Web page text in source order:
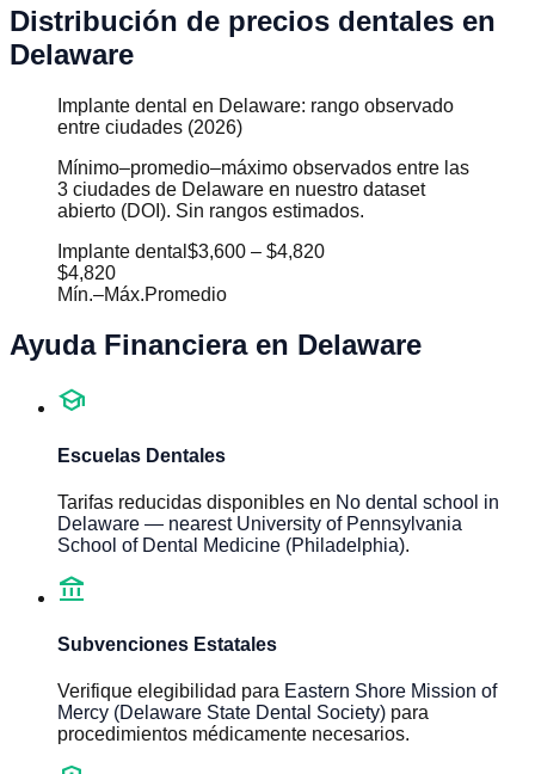
Distribución de precios dentales en
Delaware
Implante dental en Delaware: rango observado
entre ciudades (2026)
Mínimo–promedio–máximo observados entre las
3 ciudades de Delaware en nuestro dataset
abierto (DOI). Sin rangos estimados.
Implante dental $3,600 – $4,820
$4,820
Mín.–Máx.Promedio
Ayuda Financiera en Delaware
school
Escuelas Dentales
Tarifas reducidas disponibles en No dental school in
Delaware — nearest University of Pennsylvania
School of Dental Medicine (Philadelphia).
account_balance
Subvenciones Estatales
Verifique elegibilidad para Eastern Shore Mission of
Mercy (Delaware State Dental Society) para
procedimientos médicamente necesarios.